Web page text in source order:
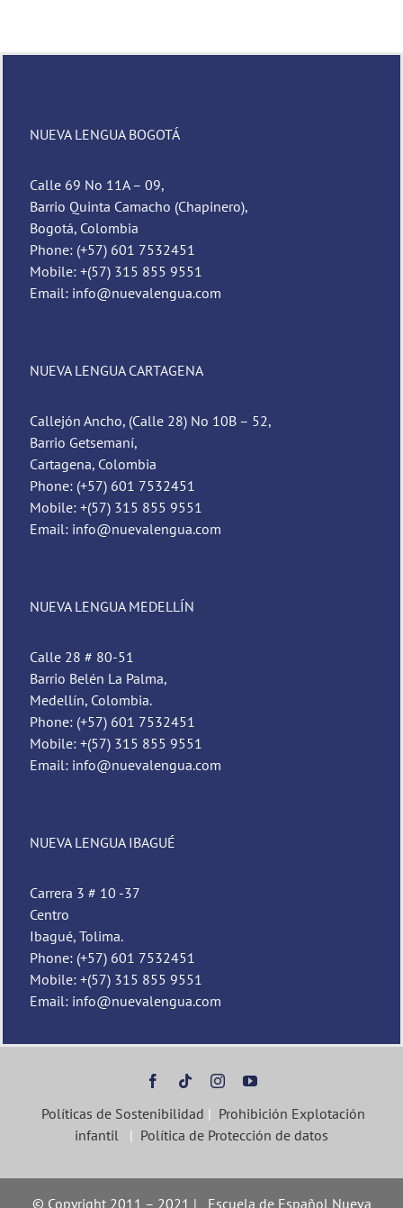
NUEVA LENGUA BOGOTÁ
Calle 69 No 11A – 09,
Barrio Quinta Camacho (Chapinero),
Bogotá, Colombia
Phone: (+57) 601 7532451
Mobile: +(57) 315 855 9551
Email: info@nuevalengua.com
NUEVA LENGUA CARTAGENA
Callejón Ancho, (Calle 28) No 10B – 52,
Barrio Getsemaní,
Cartagena, Colombia
Phone: (+57) 601 7532451
Mobile: +(57) 315 855 9551
Email: info@nuevalengua.com
NUEVA LENGUA MEDELLÍN
Calle 28 # 80-51
Barrio Belén La Palma,
Medellín, Colombia.
Phone: (+57) 601 7532451
Mobile: +(57) 315 855 9551
Email: info@nuevalengua.com
NUEVA LENGUA IBAGUÉ
Carrera 3 # 10 -37
Centro
Ibagué, Tolima.
Phone: (+57) 601 7532451
Mobile: +(57) 315 855 9551
Email: info@nuevalengua.com
Políticas de Sostenibilidad | Prohibición Explotación
infantil | Política de Protección de datos
© Copyright 2011 – 2021 | Escuela de Español Nueva